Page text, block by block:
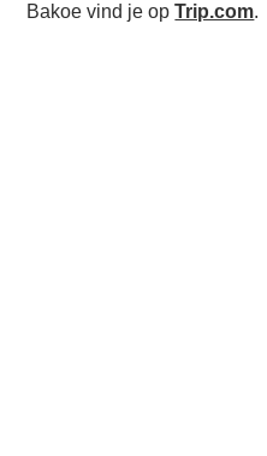
Bakoe vind je opTrip.com.